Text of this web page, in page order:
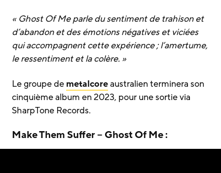
« Ghost Of Me parle du sentiment de trahison et
d’abandon et des émotions négatives et viciées
qui accompagnent cette expérience ; l’amertume,
le ressentiment et la colère. »
Le groupe de metalcoreaustralien terminera son
cinquième album en 2023, pour une sortie via
SharpTone Records.
Make Them Suffer – Ghost Of Me :